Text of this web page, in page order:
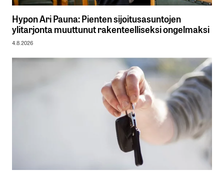
Hypon Ari Pauna: Pienten sijoitusasuntojen
ylitarjonta muuttunut rakenteelliseksi ongelmaksi
4.8.2026